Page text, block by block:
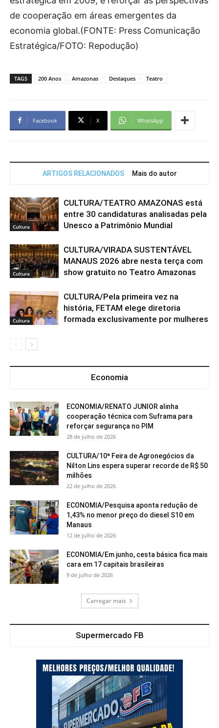
de cooperação em áreas emergentes da
economia global.(FONTE: Press Comunicação
Estratégica/FOTO: Repodução)
TAGS 200 Anos Amazonas Destaques Teatro
Facebook X WhatsApp
ARTIGOS RELACIONADOS Mais do autor
Cultura
CULTURA/TEATRO AMAZONAS está
entre 30 candidaturas analisadas pela
Unesco a Patrimônio Mundial
Cultura
CULTURA/VIRADA SUSTENTÁVEL
MANAUS 2026 abre nesta terça com
show gratuito no Teatro Amazonas
Cultura
CULTURA/Pela primeira vez na
história, FETAM elege diretoria
formada exclusivamente por mulheres
Economia
ECONOMIA/RENATO JUNIOR alinha
cooperação técnica com Suframa para
reforçar segurança no PIM
28 de julho de 2026
CULTURA/10ª Feira de Agronegócios da
Nilton Lins espera superar recorde de R$ 50
milhões
22 de julho de 2026
ECONOMIA/Pesquisa aponta redução de
1,43% no menor preço do diesel S10 em
Manaus
12 de julho de 2026
ECONOMIA/Em junho, cesta básica fica mais
cara em 17 capitais brasileiras
9 de julho de 2026
Carregar mais
Supermercado FB